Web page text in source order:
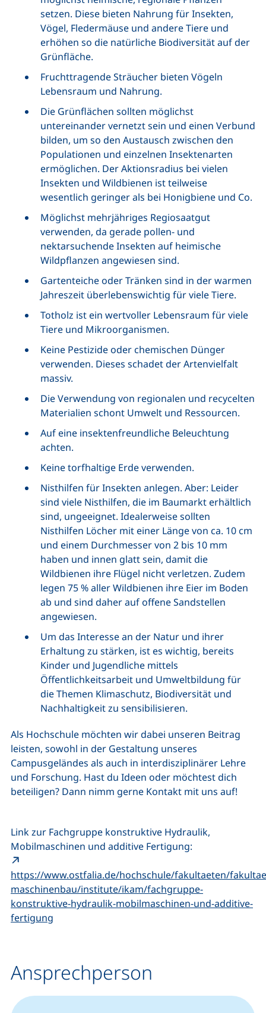
setzen. Diese bieten Nahrung für Insekten,
Vögel, Fledermäuse und andere Tiere und
erhöhen so die natürliche Biodiversität auf der
Grünfläche.
Fruchttragende Sträucher bieten Vögeln
Lebensraum und Nahrung.
Die Grünflächen sollten möglichst
untereinander vernetzt sein und einen Verbund
bilden, um so den Austausch zwischen den
Populationen und einzelnen Insektenarten
ermöglichen. Der Aktionsradius bei vielen
Insekten und Wildbienen ist teilweise
wesentlich geringer als bei Honigbiene und Co.
Möglichst mehrjähriges Regiosaatgut
verwenden, da gerade pollen- und
nektarsuchende Insekten auf heimische
Wildpflanzen angewiesen sind.
Gartenteiche oder Tränken sind in der warmen
Jahreszeit überlebenswichtig für viele Tiere.
Totholz ist ein wertvoller Lebensraum für viele
Tiere und Mikroorganismen.
Keine Pestizide oder chemischen Dünger
verwenden. Dieses schadet der Artenvielfalt
massiv.
Die Verwendung von regionalen und recycelten
Materialien schont Umwelt und Ressourcen.
Auf eine insektenfreundliche Beleuchtung
achten.
Keine torfhaltige Erde verwenden.
Nisthilfen für Insekten anlegen. Aber: Leider
sind viele Nisthilfen, die im Baumarkt erhältlich
sind, ungeeignet. Idealerweise sollten
Nisthilfen Löcher mit einer Länge von ca. 10 cm
und einem Durchmesser von 2 bis 10 mm
haben und innen glatt sein, damit die
Wildbienen ihre Flügel nicht verletzen. Zudem
legen 75 % aller Wildbienen ihre Eier im Boden
ab und sind daher auf offene Sandstellen
angewiesen.
Um das Interesse an der Natur und ihrer
Erhaltung zu stärken, ist es wichtig, bereits
Kinder und Jugendliche mittels
Öffentlichkeitsarbeit und Umweltbildung für
die Themen Klimaschutz, Biodiversität und
Nachhaltigkeit zu sensibilisieren.
Als Hochschule möchten wir dabei unseren Beitrag
leisten, sowohl in der Gestaltung unseres
Campusgeländes als auch in interdisziplinärer Lehre
und Forschung. Hast du Ideen oder möchtest dich
beteiligen? Dann nimm gerne Kontakt mit uns auf!
Link zur Fachgruppe konstruktive Hydraulik,
Mobilmaschinen und additive Fertigung:
https://www.ostfalia.de/hochschule/fakultaeten/
maschinenbau/institute/ikam/fachgruppe-
konstruktive-hydraulik-mobilmaschinen-und-additive-
fertigung
Ansprechperson